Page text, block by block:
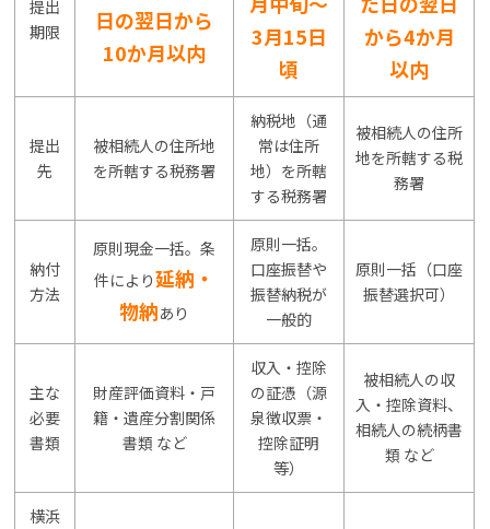
提出
期限
日の翌日から
10か月以内
3月15日
頃
から4か月
以内
提出
先
被相続人の住所地
を所轄する税務署
納税地（通
常は住所
地）を所轄
する税務署
被相続人の住所
地を所轄する税
務署
納付
方法
原則現金一括。条
件により延納・
物納あり
原則一括。
口座振替や
振替納税が
一般的
原則一括（口座
振替選択可）
主な
必要
書類
財産評価資料・戸
籍・遺産分割関係
書類 など
収入・控除
の証憑（源
泉徴収票・
控除証明
等）
被相続人の収
入・控除資料、
相続人の続柄書
類 など
横浜